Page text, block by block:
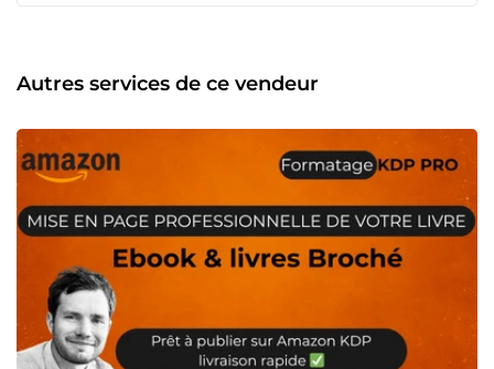
vous partiez de zéro ou que vous ayez déjà un manuscrit,
j’ai un service pour vous. 📊 En chiffres +100 livres publiés
Autres services de ce vendeur